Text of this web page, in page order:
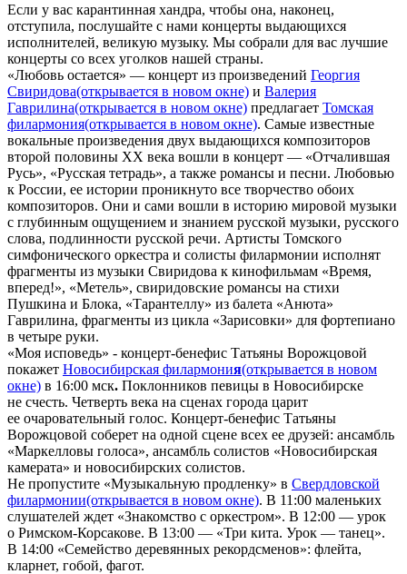
Если у вас карантинная хандра, чтобы она, наконец,
отступила, послушайте с нами концерты выдающихся
исполнителей, великую музыку. Мы собрали для вас лучшие
концерты со всех уголков нашей страны.
«Любовь остается» — концерт из произведений Георгия
Свиридова(открывается в новом окне) и Валерия
Гаврилина(открывается в новом окне) предлагает Томская
филармония(открывается в новом окне). Самые известные
вокальные произведения двух выдающихся композиторов
второй половины ХХ века вошли в концерт — «Отчалившая
Русь», «Русская тетрадь», а также романсы и песни. Любовью
к России, ее истории проникнуто все творчество обоих
композиторов. Они и сами вошли в историю мировой музыки
с глубинным ощущением и знанием русской музыки, русского
слова, подлинности русской речи. Артисты Томского
симфонического оркестра и солисты филармонии исполнят
фрагменты из музыки Свиридова к кинофильмам «Время,
вперед!», «Метель», свиридовские романсы на стихи
Пушкина и Блока, «Тарантеллу» из балета «Анюта»
Гаврилина, фрагменты из цикла «Зарисовки» для фортепиано
в четыре руки.
«Моя исповедь» ‑ концерт-бенефис Татьяны Ворожцовой
покажет Новосибирская филармония(открывается в новом
окне) в 16:00 мск. Поклонников певицы в Новосибирске
не счесть. Четверть века на сценах города царит
ее очаровательный голос. Концерт-бенефис Татьяны
Ворожцовой соберет на одной сцене всех ее друзей: ансамбль
«Маркелловы голоса», ансамбль солистов «Новосибирская
камерата» и новосибирских солистов.
Не пропустите «Музыкальную продленку» в Свердловской
филармонии(открывается в новом окне). В 11:00 маленьких
слушателей ждет «Знакомство с оркестром». В 12:00 — урок
о Римском-Корсакове. В 13:00 — «Три кита. Урок — танец».
В 14:00 «Семейство деревянных рекордсменов»: флейта,
кларнет, гобой, фагот.